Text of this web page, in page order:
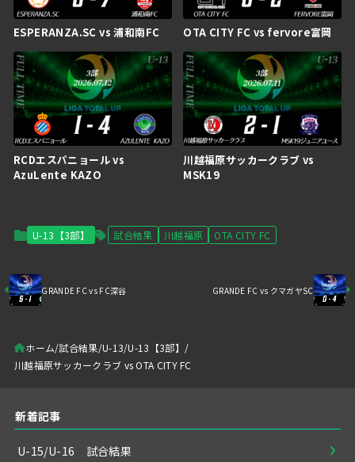
ESPERANZA.SC vs 浦和南FC OTA CITY FC vs fervore富岡
RCDエスパニョール vs
AzuLente KAZO
川越福原サッカークラブ vs
MSK19
U-13【3部】 試合結果 川越福原 OTA CITY FC
GRANDE FC vs FC深谷 GRANDE FC vs クマガヤSC
ホーム 試合結果 U-13 U-13【3部】
川越福原サッカークラブ vs OTA CITY FC
新着記事
U-15/U-16 試合結果